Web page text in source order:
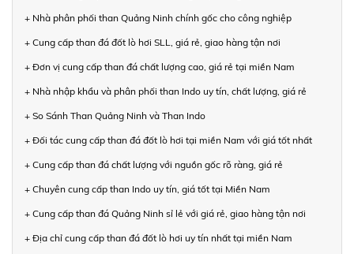
+ Nhà phân phối than Quảng Ninh chính gốc cho công nghiệp
+ Cung cấp than đá đốt lò hơi SLL, giá rẻ, giao hàng tận nơi
+ Đơn vị cung cấp than đá chất lượng cao, giá rẻ tại miền Nam
+ Nhà nhập khẩu và phân phối than Indo uy tín, chất lượng, giá rẻ
+ So Sánh Than Quảng Ninh và Than Indo
+ Đối tác cung cấp than đá đốt lò hơi tại miền Nam với giá tốt nhất
+ Cung cấp than đá chất lượng với nguồn gốc rõ ràng, giá rẻ
+ Chuyên cung cấp than Indo uy tín, giá tốt tại Miền Nam
+ Cung cấp than đá Quảng Ninh sỉ lẻ với giá rẻ, giao hàng tận nơi
+ Địa chỉ cung cấp than đá đốt lò hơi uy tín nhất tại miền Nam